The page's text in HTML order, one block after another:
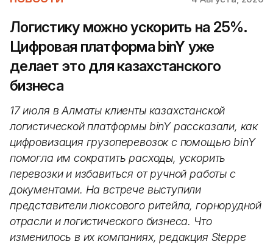
Логистику можно ускорить на 25%.
Цифровая платформа binY уже
делает это для казахстанского
бизнеса
17 июля в Алматы клиенты казахстанской
логистической платформы binY рассказали, как
цифровизация грузоперевозок с помощью binY
помогла им сократить расходы, ускорить
перевозки и избавиться от ручной работы с
документами. На встрече выступили
представители люксового ритейла, горнорудной
отрасли и логистического бизнеса. Что
изменилось в их компаниях, редакция Steppe